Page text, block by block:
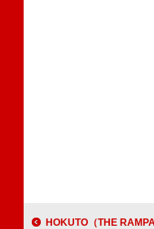
HOKUTO（THE RAMPAGE 吉野北人）